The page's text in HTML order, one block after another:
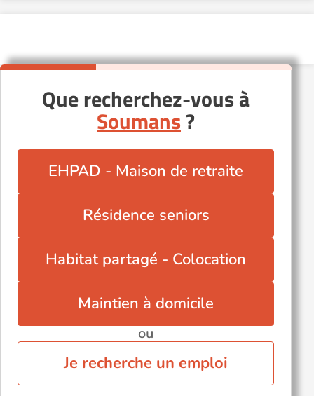
Que recherchez-vous à
Soumans?
EHPAD - Maison de retraite
Résidence seniors
Habitat partagé - Colocation
Maintien à domicile
ou
Je recherche un emploi